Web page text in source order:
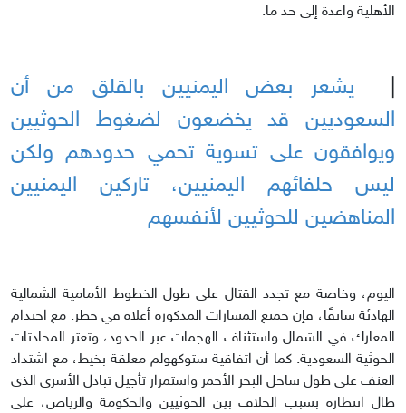
الأهلية واعدة إلى حد ما.
يشعر بعض اليمنيين بالقلق من أن
السعوديين قد يخضعون لضغوط الحوثيين
ويوافقون على تسوية تحمي حدودهم ولكن
ليس حلفائهم اليمنيين، تاركين اليمنيين
المناهضين للحوثيين لأنفسهم
اليوم، وخاصة مع تجدد القتال على طول الخطوط الأمامية الشمالية
الهادئة سابقًا، فإن جميع المسارات المذكورة أعلاه في خطر. مع احتدام
المعارك في الشمال واستئناف الهجمات عبر الحدود، وتعثر المحادثات
الحوثية السعودية. كما أن اتفاقية ستوكهولم معلقة بخيط، مع اشتداد
العنف على طول ساحل البحر الأحمر واستمرار تأجيل تبادل الأسرى الذي
طال انتظاره بسبب الخلاف بين الحوثيين والحكومة والرياض، على